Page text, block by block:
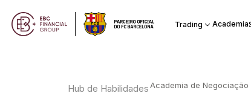
Trading Academia
Hub de Habilidades Academia de Negociação